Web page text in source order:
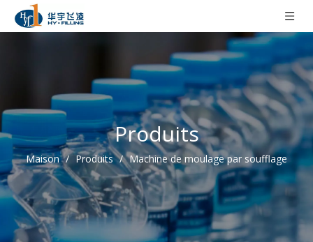
Produits
Maison / Produits / Machine de moulage par soufflage